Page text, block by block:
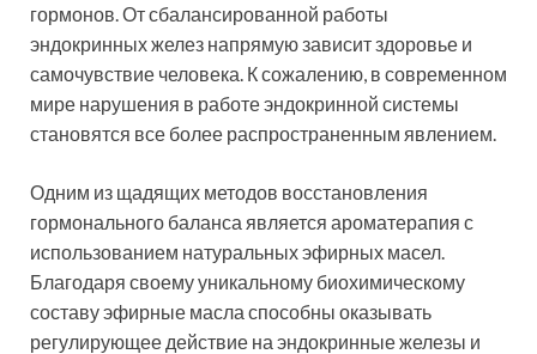
гормонов. От сбалансированной работы
эндокринных желез напрямую зависит здоровье и
самочувствие человека. К сожалению, в современном
мире нарушения в работе эндокринной системы
становятся все более распространенным явлением.
Одним из щадящих методов восстановления
гормонального баланса является ароматерапия с
использованием натуральных эфирных масел.
Благодаря своему уникальному биохимическому
составу эфирные масла способны оказывать
регулирующее действие на эндокринные железы и